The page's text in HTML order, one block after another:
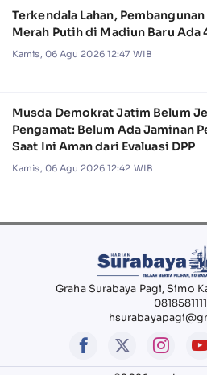
Terkendala Lahan,
Merah Putih di Madiun Baru Ada
Kamis, 06 Agu 2026 12:47 WIB
Musda Demokrat Jatim Belum
Pengamat: Belum Ada Jaminan
Saat Ini Aman dari Evaluasi DPP
Kamis, 06 Agu 2026 12:42 WIB
Graha Surabaya Pagi, Simo
0818581111